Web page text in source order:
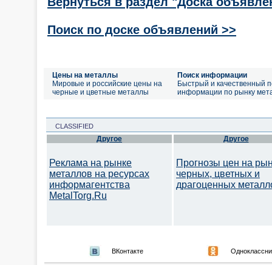
Поиск по доске объявлений >>
Цены на металлы
Мировые и российские цены на
черные и цветные металлы
Поиск информации
Быстрый и качественный
информации по рынку
CLASSIFIED
Другое
Реклама на рынке
металлов на ресурсах
информагентства
MetalTorg.Ru
Другое
Прогнозы цен на
черных, цветных и
драгоценных
ВКонтакте